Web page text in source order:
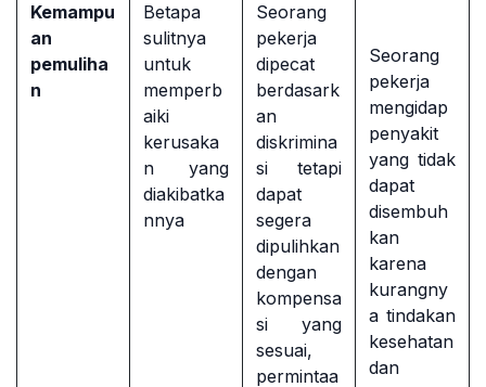
Kemampu
an
pemuliha
n
Betapa
sulitnya
untuk
memperb
aiki
kerusaka
n yang
diakibatka
nnya
Seorang
pekerja
dipecat
berdasark
an
diskrimina
si tetapi
dapat
segera
dipulihkan
dengan
kompensa
si yang
sesuai,
permintaa
Seorang
pekerja
mengidap
penyakit
yang tidak
dapat
disembuh
kan
karena
kurangny
a tindakan
kesehatan
dan